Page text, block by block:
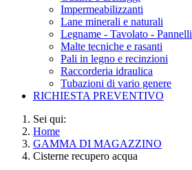
Impermeabilizzanti
Lane minerali e naturali
Legname - Tavolato - Pannelli
Malte tecniche e rasanti
Pali in legno e recinzioni
Raccorderia idraulica
Tubazioni di vario genere
RICHIESTA PREVENTIVO
Sei qui:
Home
GAMMA DI MAGAZZINO
Cisterne recupero acqua